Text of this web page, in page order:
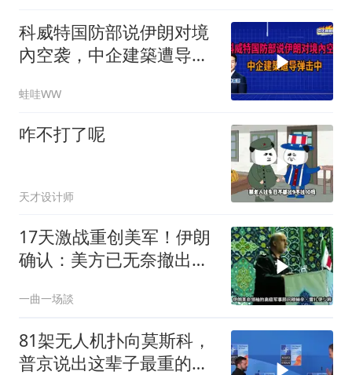
科威特国防部说伊朗对境
內空袭，中企建築遭导弹
延廷｜辣晚报20260806
蛙哇WW
咋不打了呢
天才设计师
17天激战重创美军！伊朗
确认：美方已无奈撤出两
一曲一场談
81架无人机扑向莫斯科，
普京说出这辈子最重的一